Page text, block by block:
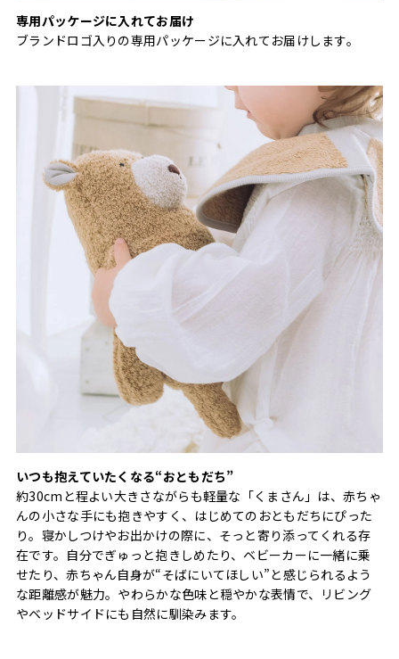
専用パッケージに入れてお届け
ブランドロゴ入りの専用パッケージに入れてお届けします。
いつも抱えていたくなる“おともだち”
約30cmと程よい大きさながらも軽量な「くまさん」は、赤ちゃ
んの小さな手にも抱きやすく、はじめてのおともだちにぴった
り。寝かしつけやお出かけの際に、そっと寄り添ってくれる存
在です。自分でぎゅっと抱きしめたり、ベビーカーに一緒に乗
せたり、赤ちゃん自身が“そばにいてほしい”と感じられるよう
な距離感が魅力。やわらかな色味と穏やかな表情で、リビング
やベッドサイドにも自然に馴染みます。